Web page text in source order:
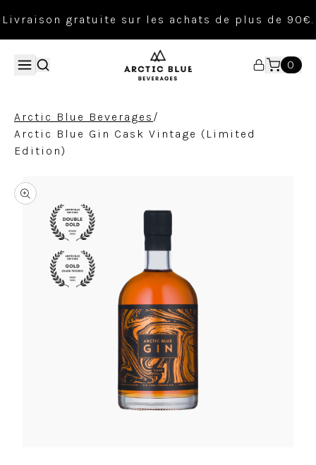
Livraison gratuite sur les achats de plus de 90€.
0
Arctic Blue Beverages /
Arctic Blue Gin Cask Vintage (Limited
Edition)